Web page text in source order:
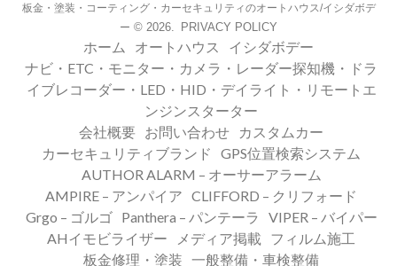
板金・塗装・コーティング・カーセキュリティのオートハウス/イシダボデ
ー © 2026. PRIVACY POLICY
ホーム オートハウス
イシダボデー
ナビ・ETC・モニター・カメラ・レーダー探知機・ドラ
イブレコーダー・LED・HID・デイライト・リモートエ
ンジンスターター
会社概要
お問い合わせ
カスタムカー
カーセキュリティブランド
GPS位置検索システム
AUTHOR ALARM – オーサーアラーム
AMPIRE – アンパイア CLIFFORD – クリフォード
Grgo – ゴルゴ
Panthera – パンテーラ
VIPER – バイパー
AHイモビライザー
メディア掲載
フィルム施工
板金修理・塗装 一般整備・車検整備